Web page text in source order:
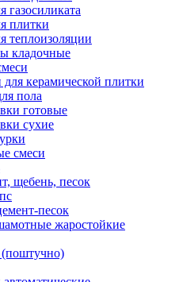
газосиликата
плитки
теплоизоляции
кладочные
для керамической плитки
пола
готовые
сухие
смеси
щебень, песок
песок
жаростойкие